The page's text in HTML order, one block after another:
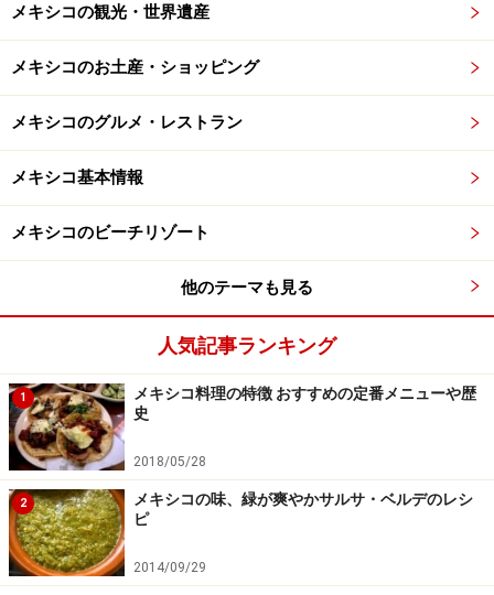
テナンゴ刺繍タペストリーは、400メキシコペソ。メキシコ
国旗のシンボルである、蛇と鷲のモチーフ
可愛い動物モチーフとビビッドな色合いが魅力のテナン
ゴの刺繍は、海外の旅行者からも人気が高く、メキシコ
シティ内の民芸品を扱うショップや市場でもよく見かけ
ます。手軽なコースターサイズものが30メキシコペソか
ら、壁に飾るタペストリータイプは200メキシコペソぐ
メキシコシティ南部のサン・アンヘル（San Ángel）地区
サン・ハシント広場（Plaza de San Jacinto）周辺で毎週
土曜日に行われる民芸品、アートの市場、バサール・デ
ル・サバドでは、生産者たちが直接、豊富な種類のテナ
ンゴ刺繍の布を販売しているので、おすすめです。
メキシコの観光・世界遺産
メキシコのお土産・ショッピング
メキシコのグルメ・レストラン
メキシコ基本情報
メキシコのビーチリゾート
他のテーマも見る
人気記事ランキング
1
メキシコ料理の特徴 おすすめの定番メニューや歴
史
2018/05/28
2
メキシコの味、緑が爽やかサルサ・ベルデのレシ
ピ
2014/09/29